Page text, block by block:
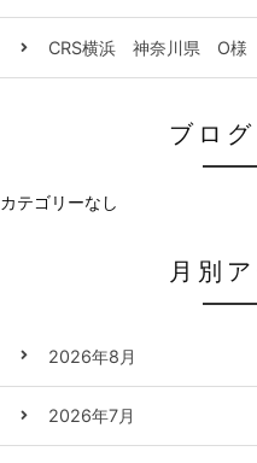
CRS横浜 神奈川県 O様
ブロ
カテゴリーなし
月別
2026年8月
2026年7月